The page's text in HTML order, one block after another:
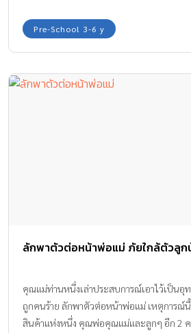
Pre-School 3-6 y
ลักพาตัวต่อหน้าพ่อแม่ ภัยใกล้ตัวลูก
คุณแม่ท่านหนึ่งเล่าประสบการณ์เอาไว้เป็นอุ
ถูกคนร้าย ลักพาตัวต่อหน้าพ่อแม่ เหตุการณ์
สินค้าแห่งหนึ่ง คุณพ่อคุณแม่และลูกๆ อีก 2 ค